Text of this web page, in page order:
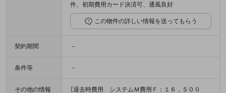
件、初期費用カード決済可、通風良好
この物件の詳しい情報を送ってもらう
契約期間 －
条件等 －
その他の情報
［退去時費用 システムＭ費用Ｆ：１６，５００